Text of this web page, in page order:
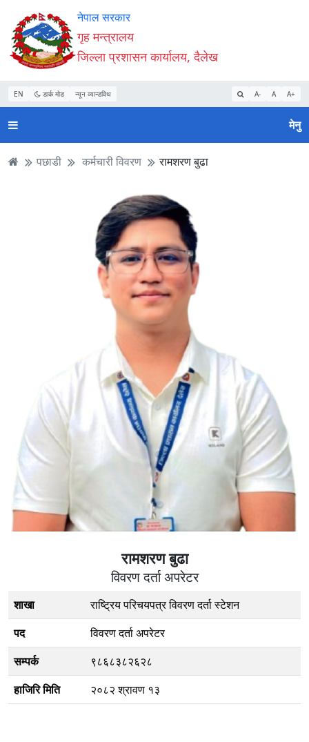
Accessibility
Mode
सुरु
गर्नुहोस्
सामाग्री
पढ्नुहाेस्
नेभिगेसन
पढ्नुहाेस्
वेबसाइट
खोजमा
जानुहोस्
नेपाल सरकार
गृह मन्त्रालय
जिल्ला प्रशासन कार्यालय, दैलेख
EN डार्क मोड न्यून व्यान्डविथ A- A A+
मेनु
पछाडी कर्मचारी विवरण रामशरण बुढा
रामशरण बुढा
विवरण दर्ता अपरेटर
शाखा
राष्ट्रिय परिचयपत्र विवरण दर्ता स्टेशन
पद
विवरण दर्ता अपरेटर
सम्पर्क
९८६८३८२६२८
हाजिरि मिति
२०८२ श्रावण १३